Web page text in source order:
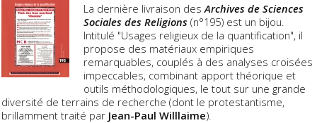
La dernière livraison desArchives de Sciences
Sociales des Religions (n°195) est un bijou.
Intitulé "Usages religieux de la quantification", il
propose des matériaux empiriques
remarquables, couplés à des analyses croisées
impeccables, combinant apport théorique et
outils méthodologiques, le tout sur une grande
diversité de terrains de recherche (dont le protestantisme,
brillamment traité par Jean-Paul Willlaime).